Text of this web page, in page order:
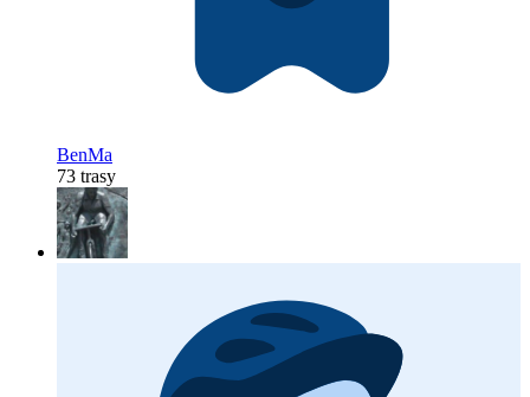
BenMa
73 trasy